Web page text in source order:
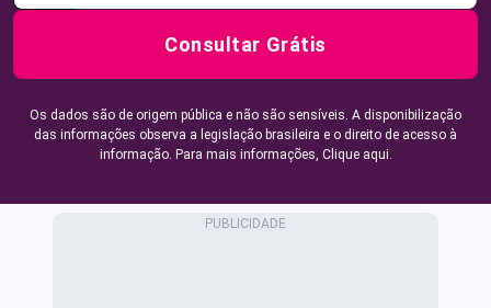
Consultar Grátis
Os dados são de origem pública e não são sensíveis. A disponibilização
das informações observa a legislação brasileira e o direito de acesso à
informação. Para mais informações, Clique aqui.